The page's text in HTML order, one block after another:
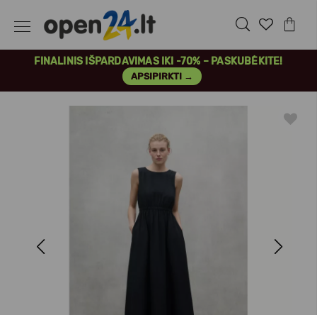
FINALINIS IŠPARDAVIMAS IKI -70% – PASKUBĖKITE!
APSIPIRKTI →
Next